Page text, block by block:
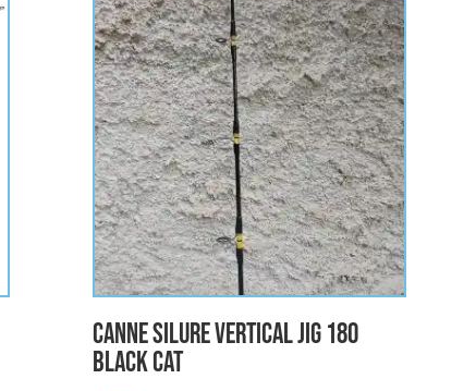
Canne Silure Vertical Jig 180
BLACK CAT